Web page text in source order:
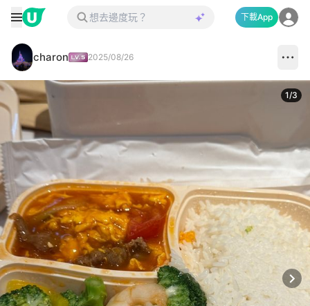
下載App
charon 2025/08/26
1/3